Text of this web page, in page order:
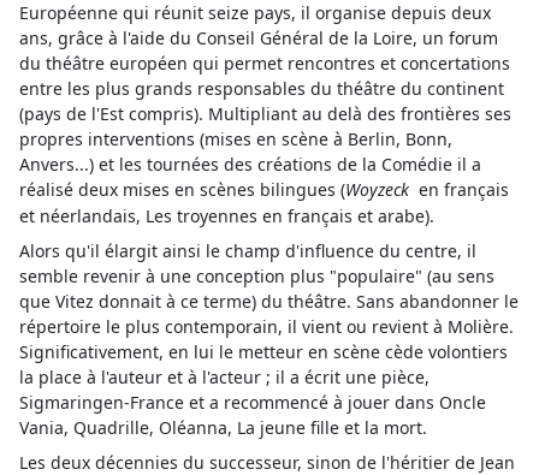
Européenne qui réunit seize pays, il organise depuis deux
ans, grâce à l'aide du Conseil Général de la Loire, un forum
du théâtre européen qui permet rencontres et concertations
entre les plus grands responsables du théâtre du continent
(pays de l'Est compris). Multipliant au delà des frontières ses
propres interventions (mises en scène à Berlin, Bonn,
Anvers...) et les tournées des créations de la Comédie il a
réalisé deux mises en scènes bilingues (Woyzeck en français
et néerlandais, Les troyennes en français et arabe).
Alors qu'il élargit ainsi le champ d'influence du centre, il
semble revenir à une conception plus "populaire" (au sens
que Vitez donnait à ce terme) du théâtre. Sans abandonner le
répertoire le plus contemporain, il vient ou revient à Molière.
Significativement, en lui le metteur en scène cède volontiers
la place à l'auteur et à l'acteur ; il a écrit une pièce,
Sigmaringen-France et a recommencé à jouer dans Oncle
Vania, Quadrille, Oléanna, La jeune fille et la mort.
Les deux décennies du successeur, sinon de l'héritier de Jean